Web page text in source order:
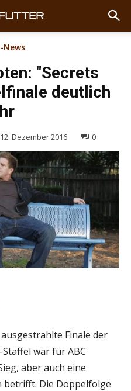
News
"Secrets
deutlich
12. Dezember 2016 0
Finale der
-Staffel war für ABC
aber auch eine
betrifft. Die Doppelfolge